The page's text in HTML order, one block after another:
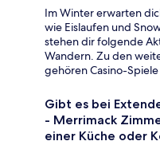
Im Winter erwarten
wie Eislaufen und
stehen dir folgende
Wandern. Zu den
gehören Casino-
Gibt es bei
- Merrimack
einer Küche oder